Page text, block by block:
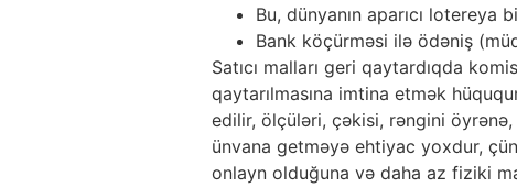
Bu, dünyanın aparıcı lotereya
Bank köçürməsi ilə ödəniş
Satıcı malları geri qaytardıqda
qaytarılmasına imtina etmək
edilir, ölçüləri, çəkisi, rəngini
ünvana getməyə ehtiyac yoxdur,
onlayn olduğuna və daha az fiziki